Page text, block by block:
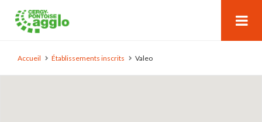
Accueil Établissements inscrits Valeo